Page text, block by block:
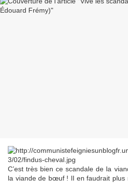
C’est très bien ce scandale de la
la viande de bœuf ! Il en faudrait plus